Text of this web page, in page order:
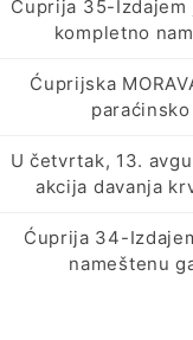
Ćuprija 35-Izdajem
kompletno
Ćuprijska
U četvrtak, 13.
akcija davanja
Ćuprija 34-
nameštenu